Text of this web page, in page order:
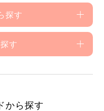
探す
す
から探す